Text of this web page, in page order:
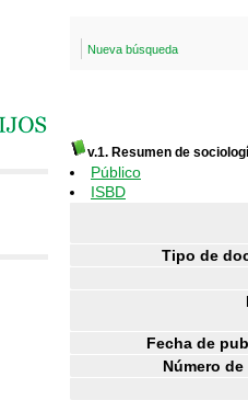
Nueva búsqueda
v.1. Resumen de
Público
ISBD
Tipo de
Fecha de
Número